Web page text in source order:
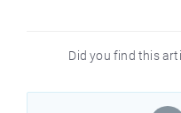
Did you find this